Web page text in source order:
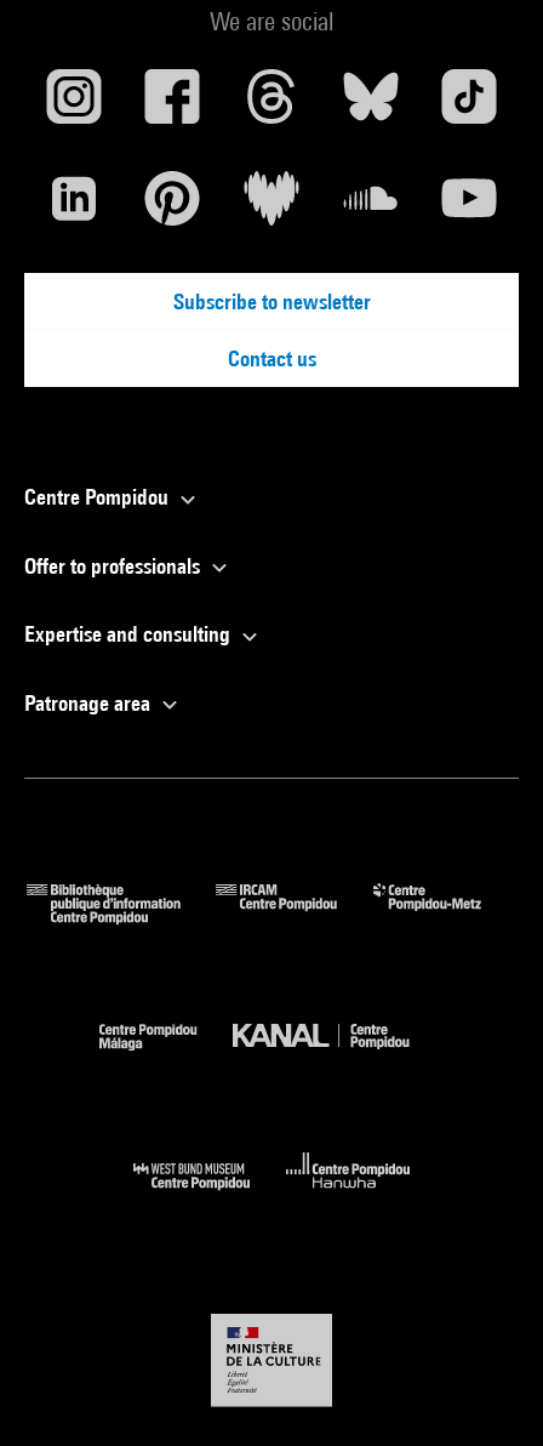
We are social
Subscribe to newsletter
Contact us
Centre Pompidou
Offer to professionals
Expertise and consulting
Patronage area